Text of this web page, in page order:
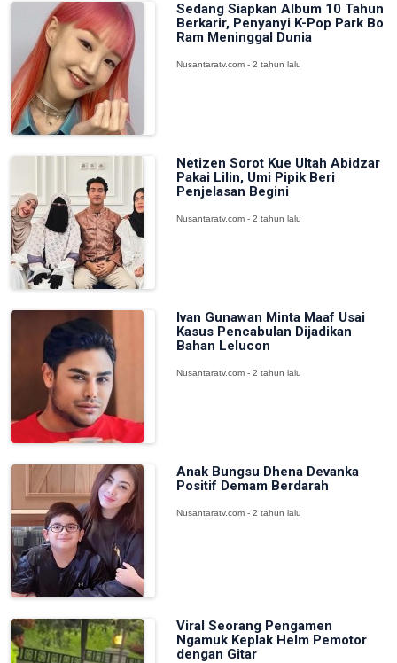
Sedang Siapkan Album 10 Tahun
Berkarir, Penyanyi K-Pop Park Bo
Ram Meninggal Dunia
Nusantaratv.com - 2 tahun lalu
Netizen Sorot Kue Ultah Abidzar
Pakai Lilin, Umi Pipik Beri
Penjelasan Begini
Nusantaratv.com - 2 tahun lalu
Ivan Gunawan Minta Maaf Usai
Kasus Pencabulan Dijadikan
Bahan Lelucon
Nusantaratv.com - 2 tahun lalu
Anak Bungsu Dhena Devanka
Positif Demam Berdarah
Nusantaratv.com - 2 tahun lalu
Viral Seorang Pengamen
Ngamuk Keplak Helm Pemotor
dengan Gitar